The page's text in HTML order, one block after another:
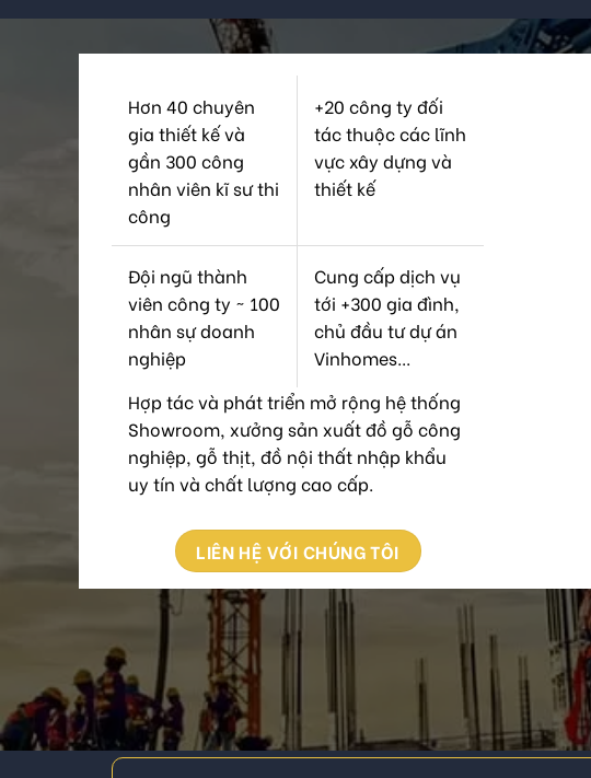
Hơn 40 chuyên
gia thiết kế và
gần 300 công
nhân viên kĩ sư thi
công
+20 công ty đối
tác thuộc các lĩnh
vực xây dựng và
thiết kế
Đội ngũ thành
viên công ty ~ 100
nhân sự doanh
nghiệp
Cung cấp dịch vụ
tới +300 gia đình,
chủ đầu tư dự án
Vinhomes...
Hợp tác và phát triển mở rộng hệ thống
Showroom, xưởng sản xuất đồ gỗ công
nghiệp, gỗ thịt, đồ nội thất nhập khẩu
uy tín và chất lượng cao cấp.
LIÊN HỆ VỚI CHÚNG TÔI